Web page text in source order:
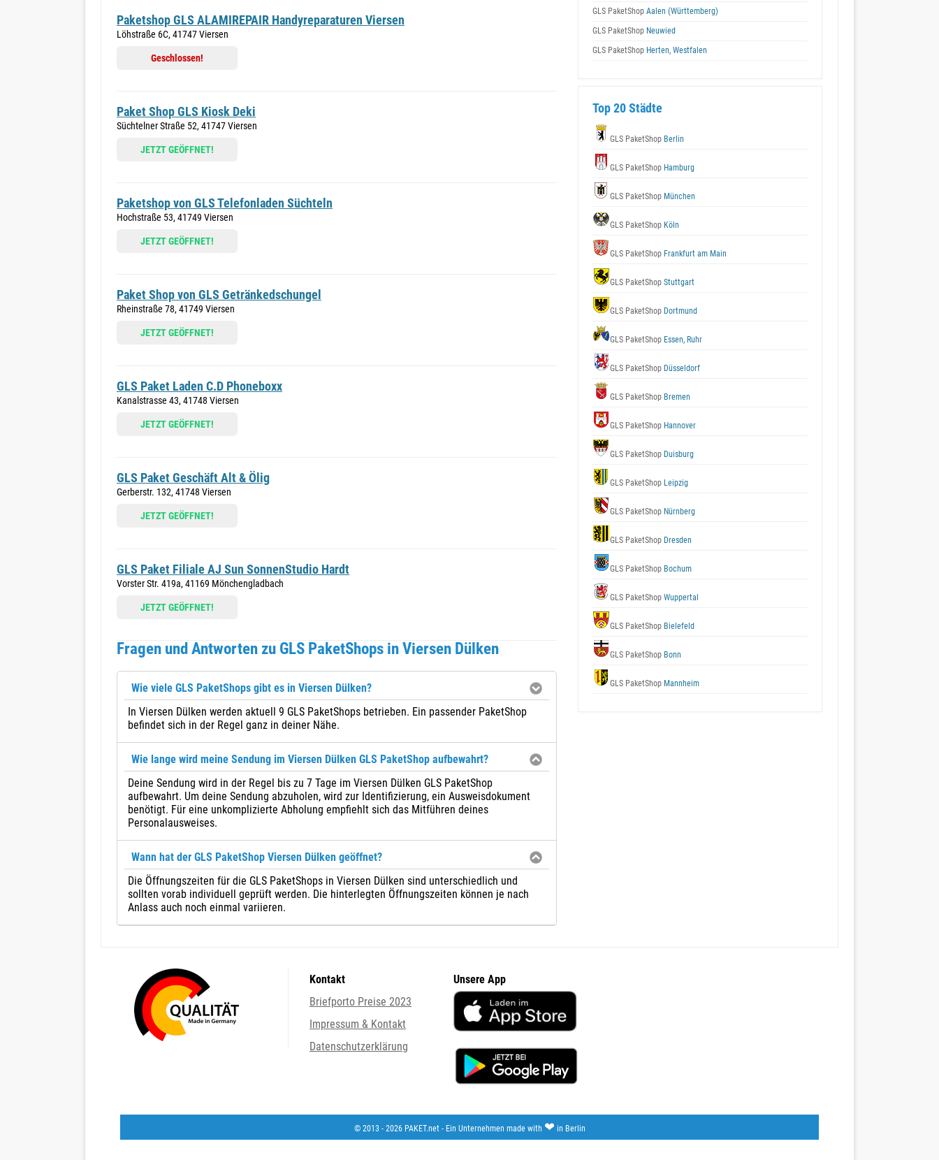
Paketshop GLS ALAMIREPAIR Handyreparaturen Viersen
Löhstraße 6C, 41747 Viersen
Geschlossen!
Paket Shop GLS Kiosk Deki
Süchtelner Straße 52, 41747 Viersen
JETZT GEÖFFNET!
Paketshop von GLS Telefonladen Süchteln
Hochstraße 53, 41749 Viersen
JETZT GEÖFFNET!
Paket Shop von GLS Getränkedschungel
Rheinstraße 78, 41749 Viersen
JETZT GEÖFFNET!
GLS Paket Laden C.D Phoneboxx
Kanalstrasse 43, 41748 Viersen
JETZT GEÖFFNET!
GLS Paket Geschäft Alt & Ölig
Gerberstr. 132, 41748 Viersen
JETZT GEÖFFNET!
GLS Paket Filiale AJ Sun SonnenStudio Hardt
Vorster Str. 419a, 41169 Mönchengladbach
JETZT GEÖFFNET!
Fragen und Antworten zu GLS PaketShops in Viersen Dülken
Wie viele GLS PaketShops gibt es in Viersen Dülken?
In Viersen Dülken werden aktuell 9 GLS PaketShops betrieben. Ein passender PaketShop
befindet sich in der Regel ganz in deiner Nähe.
Wie lange wird meine Sendung im Viersen Dülken GLS PaketShop aufbewahrt?
Deine Sendung wird in der Regel bis zu 7 Tage im Viersen Dülken GLS PaketShop
aufbewahrt. Um deine Sendung abzuholen, wird zur Identifizierung, ein Ausweisdokument
benötigt. Für eine unkomplizierte Abholung empfiehlt sich das Mitführen deines
Personalausweises.
Wann hat der GLS PaketShop Viersen Dülken geöffnet?
Die Öffnungszeiten für die GLS PaketShops in Viersen Dülken sind unterschiedlich und
sollten vorab individuell geprüft werden. Die hinterlegten Öffnungszeiten können je nach
Anlass auch noch einmal variieren.
GLS PaketShop Aalen (Württemberg)
GLS PaketShop Neuwied
GLS PaketShop Herten, Westfalen
Top 20 Städte
GLS PaketShop Berlin
GLS PaketShop Hamburg
GLS PaketShop München
GLS PaketShop Köln
GLS PaketShop Frankfurt am Main
GLS PaketShop Stuttgart
GLS PaketShop Dortmund
GLS PaketShop Essen, Ruhr
GLS PaketShop Düsseldorf
GLS PaketShop Bremen
GLS PaketShop Hannover
GLS PaketShop Duisburg
GLS PaketShop Leipzig
GLS PaketShop Nürnberg
GLS PaketShop Dresden
GLS PaketShop Bochum
GLS PaketShop Wuppertal
GLS PaketShop Bielefeld
GLS PaketShop Bonn
GLS PaketShop Mannheim
Kontakt
Briefporto Preise 2023
Impressum & Kontakt
Datenschutzerklärung
Unsere App
© 2013 - 2026 PAKET.net - Ein Unternehmen made with ❤ in Berlin